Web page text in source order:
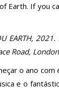
Earth. If you
EARTH,
Road,
o ano
e o